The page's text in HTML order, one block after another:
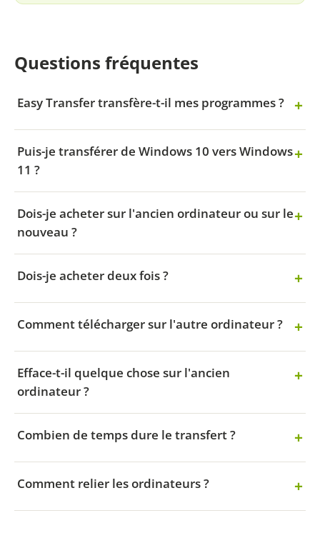
Questions fréquentes
Easy Transfer transfère-t-il mes programmes ?
Puis-je transférer de Windows 10 vers Windows
11 ?
Dois-je acheter sur l'ancien ordinateur ou sur le
nouveau ?
Dois-je acheter deux fois ?
Comment télécharger sur l'autre ordinateur ?
Efface-t-il quelque chose sur l'ancien
ordinateur ?
Combien de temps dure le transfert ?
Comment relier les ordinateurs ?